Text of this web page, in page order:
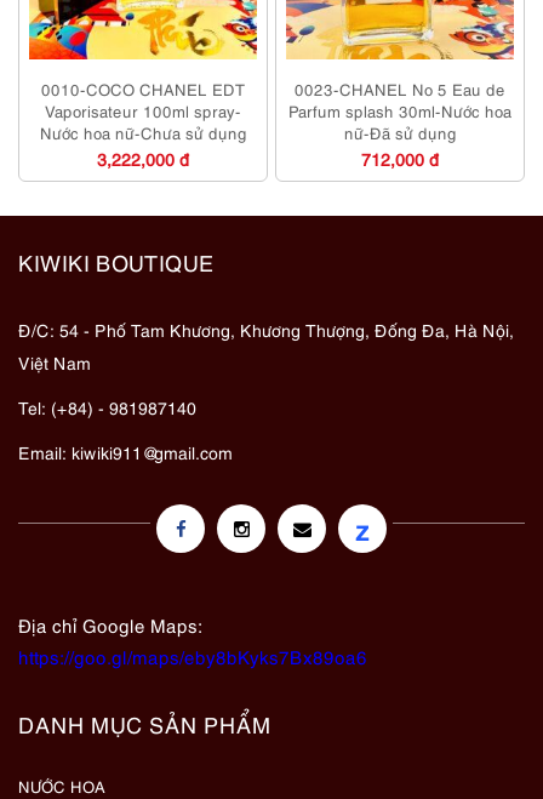
0010-COCO CHANEL EDT
Vaporisateur 100ml spray-
Nước hoa nữ-Chưa sử dụng
3,222,000 đ
0023-CHANEL No 5 Eau de
Parfum splash 30ml-Nước hoa
nữ-Đã sử dụng
712,000 đ
KIWIKI BOUTIQUE
Đ/C: 54 - Phố Tam Khương, Khương Thượng, Đống Đa, Hà Nội,
Việt Nam
Tel: (+84) - 981987140
Email: kiwiki911@gmail.com
z
Địa chỉ Google Maps:
https://goo.gl/maps/eby8bKyks7Bx89oa6
DANH MỤC SẢN PHẨM
NƯỚC HOA